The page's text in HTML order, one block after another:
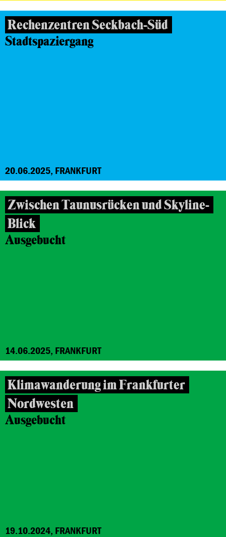
Rechenzentren Seckbach-Süd
Stadtspaziergang
20.06.2025, FRANKFURT
Zwischen Taunusrücken und Skyline-
Blick
Ausgebucht
14.06.2025, FRANKFURT
Klimawanderung im Frankfurter
Nordwesten
Ausgebucht
19.10.2024, FRANKFURT